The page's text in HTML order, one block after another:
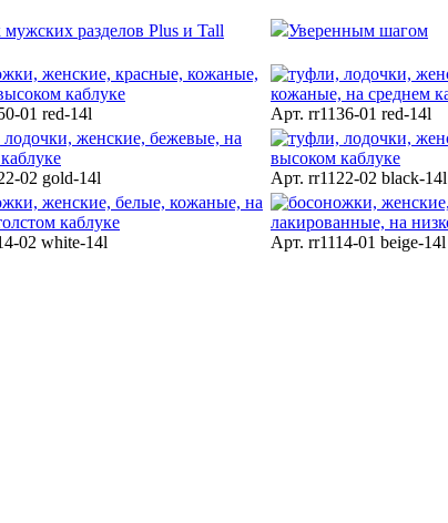
мужских разделов Plus и Tall
Уверенным шагом
01 red-14l Арт. rr1136-01 red-14l
02 gold-14l Арт. rr1122-02 black-14l
02 white-14l Арт. rr1114-01 beige-14l